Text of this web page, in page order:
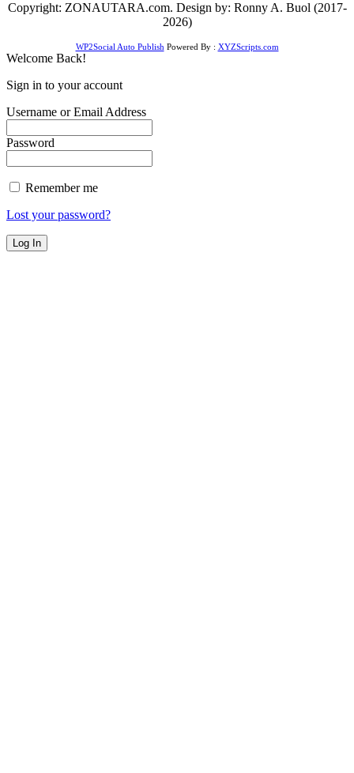
Copyright: ZONAUTARA.com. Design by: Ronny A. Buol (2017-
2026)
WP2Social Auto Publish Powered By : XYZScripts.com
Welcome Back!
Sign in to your account
Username or Email Address
Password
Remember me
Lost your password?